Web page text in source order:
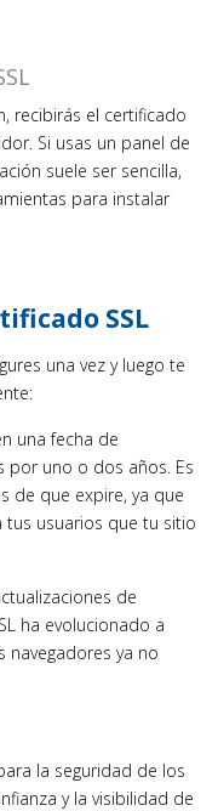
recibirás el certificado
Si usas un panel de
suele ser sencilla,
para instalar
SSL
una vez y luego te
una fecha de
por uno o dos años. Es
de que expire, ya que
tus usuarios que tu sitio
de
ha evolucionado a
navegadores ya no
la seguridad de los
y la visibilidad de